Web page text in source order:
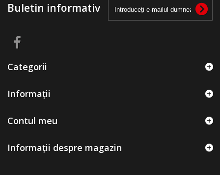
Buletin informativ
Categorii
Informații
Contul meu
Informații despre magazin